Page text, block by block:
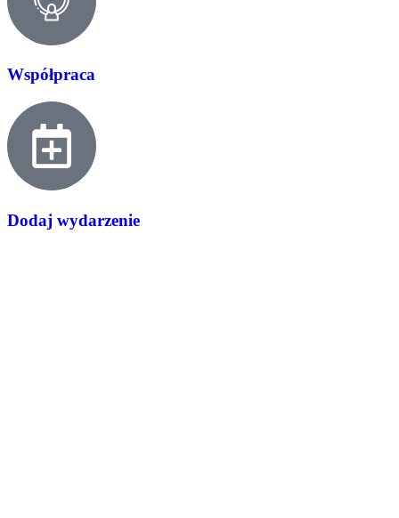
Współpraca
Dodaj wydarzenie